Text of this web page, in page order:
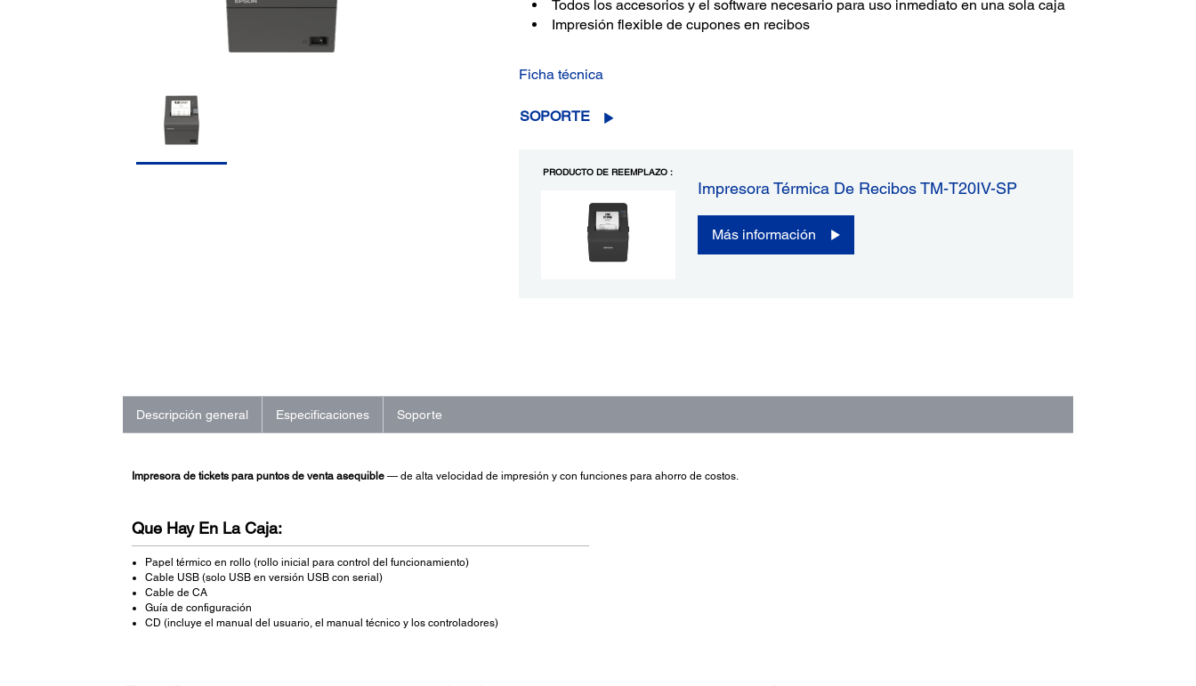
Todos los accesorios y el software necesario para uso inmediato en una sola caja
Impresión flexible de cupones en recibos
Ficha técnica
SOPORTE
PRODUCTO DE REEMPLAZO :
Impresora Térmica De Recibos TM-T20IV-SP
Más información
Descripción general Especificaciones Soporte
Impresora de tickets para puntos de venta asequible— de alta velocidad de impresión y con funciones para ahorro de costos.
Que Hay En La Caja:
Papel térmico en rollo (rollo inicial para control del funcionamiento)
Cable USB (solo USB en versión USB con serial)
Cable de CA
Guía de configuración
CD (incluye el manual del usuario, el manual técnico y los controladores)